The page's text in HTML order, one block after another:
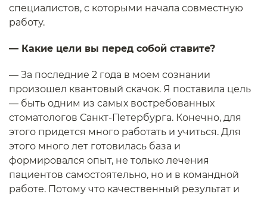
специалистов, с которыми начала совместную
работу.
— Какие цели вы перед собой ставите?
— За последние 2 года в моем сознании
произошел квантовый скачок. Я поставила цель
— быть одним из самых востребованных
стоматологов Санкт-Петербурга. Конечно, для
этого придется много работать и учиться. Для
этого много лет готовилась база и
формировался опыт, не только лечения
пациентов самостоятельно, но и в командной
работе. Потому что качественный результат и